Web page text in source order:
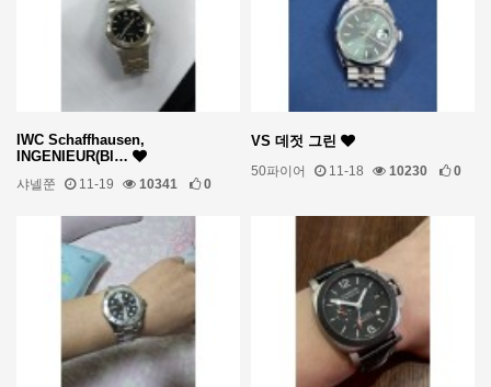
IWC Schaffhausen,
INGENIEUR(Bl…
샤넬쭌 11-19 10341 0
VS 데젓 그린
50파이어 11-18 10230 0